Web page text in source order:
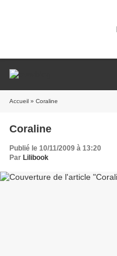
Accueil » Coraline
Coraline
Publié le 10/11/2009 à 13:20
Par Lilibook